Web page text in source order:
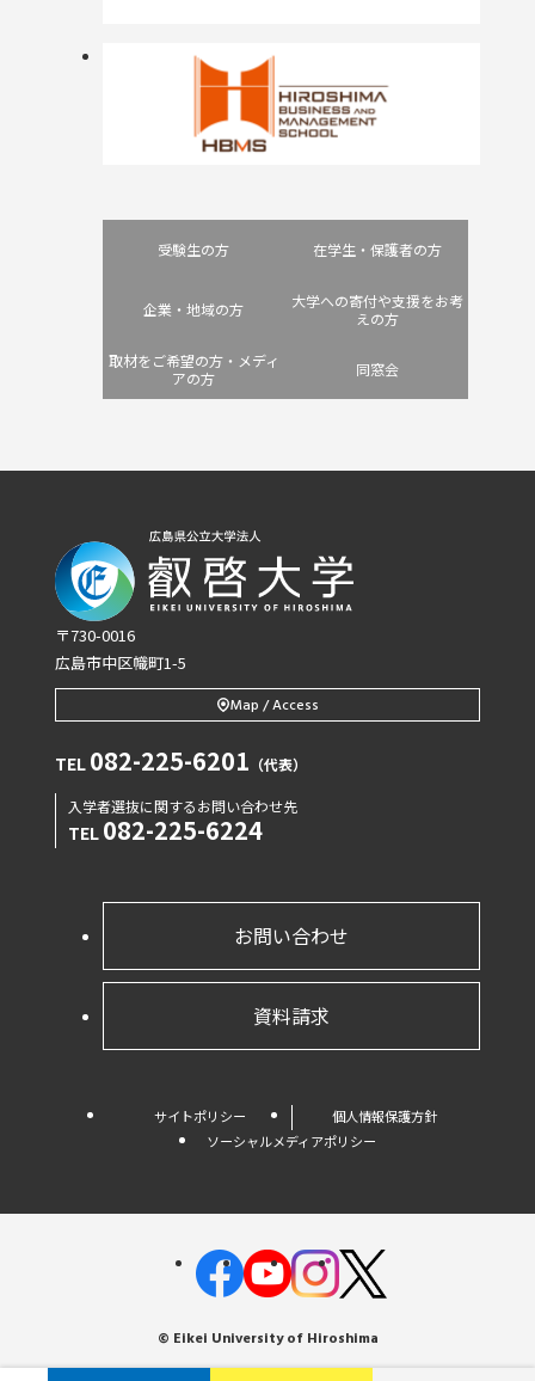
受験生の方 在学生・保護者の方
企業・地域の方
大学への寄付や支援をお考
えの方
取材をご希望の方・メディ
アの方
同窓会
〒730-0016
広島市中区幟町1-5
Map / Access
TEL 082-225-6201 （代表）
入学者選抜に関するお問い合わせ先
TEL 082-225-6224
お問い合わせ
資料請求
サイトポリシー
個人情報保護方針
ソーシャルメディアポリシー
© Eikei University of Hiroshima